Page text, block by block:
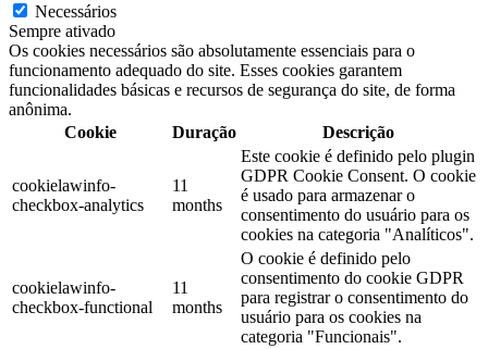
Necessários
Sempre ativado
Os cookies necessários são absolutamente essenciais para o
funcionamento adequado do site. Esses cookies garantem
funcionalidades básicas e recursos de segurança do site, de forma
anônima.
Cookie
Duração Descrição
cookielawinfo-
checkbox-analytics
11
months
Este cookie é definido pelo plugin
GDPR Cookie Consent. O cookie
é usado para armazenar o
consentimento do usuário para os
cookies na categoria "Analíticos".
cookielawinfo-
checkbox-functional
11
months
O cookie é definido pelo
consentimento do cookie GDPR
para registrar o consentimento do
usuário para os cookies na
categoria "Funcionais".